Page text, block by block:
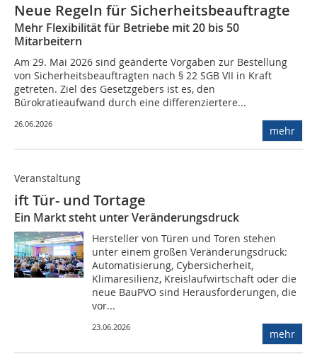
Neue Regeln für Sicherheitsbeauftragte
Mehr Flexibilität für Betriebe mit 20 bis 50
Mitarbeitern
Am 29. Mai 2026 sind geänderte Vorgaben zur Bestellung
von Sicherheitsbeauftragten nach § 22 SGB VII in Kraft
getreten. Ziel des Gesetzgebers ist es, den
Bürokratieaufwand durch eine differenziertere...
26.06.2026
mehr
Veranstaltung
ift Tür- und Tortage
Ein Markt steht unter Veränderungsdruck
Hersteller von Türen und Toren stehen
unter einem großen Veränderungsdruck:
Automatisierung, Cybersicherheit,
Klimaresilienz, Kreislaufwirtschaft oder die
neue BauPVO sind Herausforderungen, die
vor...
23.06.2026
mehr